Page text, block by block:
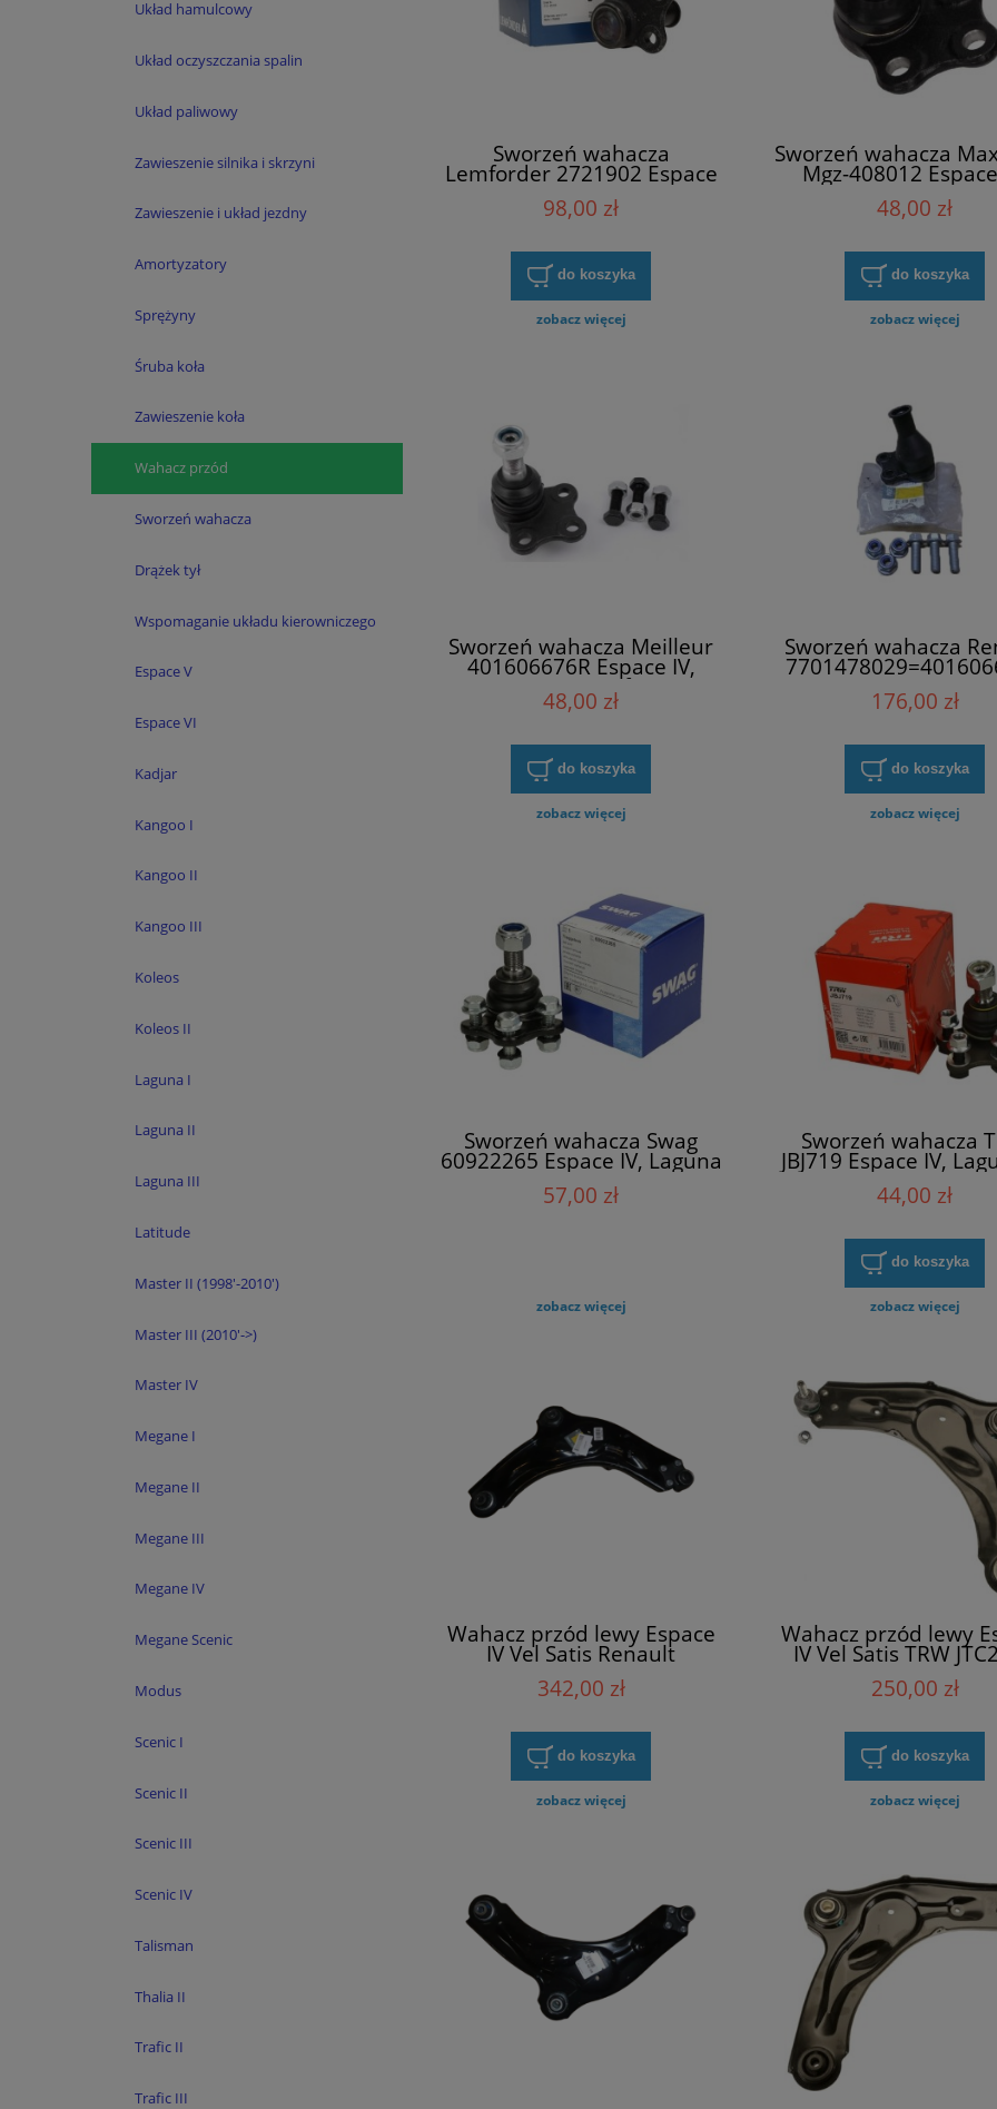
Układ hamulcowy
Układ oczyszczania spalin
Układ paliwowy
Zawieszenie silnika i skrzyni
Zawieszenie i układ jezdny
Amortyzatory
Sprężyny
Śruba koła
Zawieszenie koła
Wahacz przód
Sworzeń wahacza
Drążek tył
Wspomaganie układu kierowniczego
Espace V
Espace VI
Kadjar
Kangoo I
Kangoo II
Kangoo III
Koleos
Koleos II
Laguna I
Laguna II
Laguna III
Latitude
Master II (1998'-2010')
Master III (2010'->)
Master IV
Megane I
Megane II
Megane III
Megane IV
Megane Scenic
Modus
Scenic I
Scenic II
Scenic III
Scenic IV
Talisman
Thalia II
Trafic II
Trafic III
Sworzeń wahacza
Lemforder 2721902 Espace
IV, Laguna II, Trafic II (
98,00 zł
do koszyka
zobacz więcej
Sworzeń wahacza
Mgz-408012
Laguna II, Trafic
48,00 zł
do koszyka
zobacz więcej
Sworzeń wahacza Meilleur
401606676R Espace IV,
Laguna II, Trafic II (
48,00 zł
do koszyka
zobacz więcej
Sworzeń wahacza
Espace IV, Laguna II,
(
176,00 zł
do koszyka
zobacz więcej
Sworzeń wahacza Swag
60922265 Espace IV, Laguna
II, Trafic II (
57,00 zł
zobacz więcej
Sworzeń wahacza
JBJ719 Espace IV,
Trafic II (
44,00 zł
do koszyka
zobacz więcej
Wahacz przód lewy Espace
IV Vel Satis Renault
545050804R
342,00 zł
do koszyka
zobacz więcej
Wahacz przód lewy
IV Vel Satis TRW
250,00 zł
do koszyka
zobacz więcej